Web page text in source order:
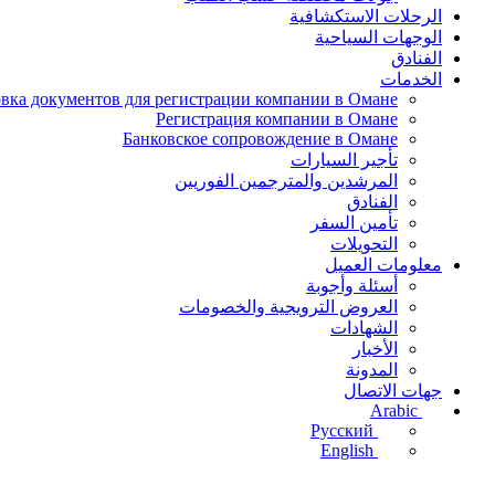
الرحلات الاستكشافية
الوجهات السياحية
الفنادق
الخدمات
документов для регистрации компании в Омане
Регистрация компании в Омане
Банковское сопровождение в Омане
تأجير السيارات
المرشدين والمترجمين الفوريين
الفنادق
تأمين السفر
التحويلات
معلومات العميل
أسئلة وأجوبة
العروض الترويجية والخصومات
الشهادات
الأخبار
المدونة
جهات الاتصال
Arabic
Русский
English